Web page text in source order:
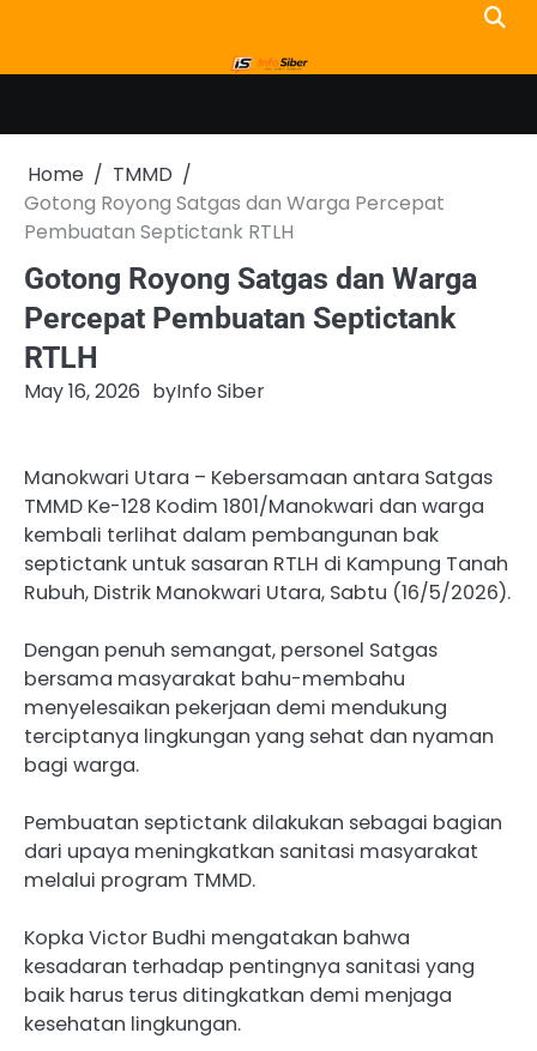
content
Home
TMMD
Gotong Royong Satgas dan Warga Percepat
Pembuatan Septictank RTLH
Gotong Royong Satgas dan Warga
Percepat Pembuatan Septictank
RTLH
May 16, 2026 byInfo Siber
Manokwari Utara – Kebersamaan antara Satgas
TMMD Ke-128 Kodim 1801/Manokwari dan warga
kembali terlihat dalam pembangunan bak
septictank untuk sasaran RTLH di Kampung Tanah
Rubuh, Distrik Manokwari Utara, Sabtu (16/5/2026).
Dengan penuh semangat, personel Satgas
bersama masyarakat bahu-membahu
menyelesaikan pekerjaan demi mendukung
terciptanya lingkungan yang sehat dan nyaman
bagi warga.
Pembuatan septictank dilakukan sebagai bagian
dari upaya meningkatkan sanitasi masyarakat
melalui program TMMD.
Kopka Victor Budhi mengatakan bahwa
kesadaran terhadap pentingnya sanitasi yang
baik harus terus ditingkatkan demi menjaga
kesehatan lingkungan.